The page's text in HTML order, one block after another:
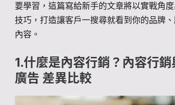
要學習，這篇寫給新手的文章將以實戰角
技巧，打造讓客戶一搜尋就看到你的品牌
內容。
1.什麼是內容行銷？內容行
廣告 差異比較